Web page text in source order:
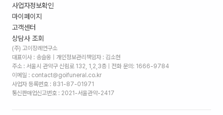
사업자정보확인
마이페이지
고객센터
상담사 조회
(주) 고이장례연구소
대표이사 : 송슬옹 | 개인정보관리책임자 : 김소현
주소 : 서울시 관악구 신림로 132, 1,2,3층 | 전화 문의: 1666-9784
이메일 : contact@goifuneral.co.kr
사업자 등록번호 : 831-87-01971
통신판매업신고번호 : 2021-서울관악-2417